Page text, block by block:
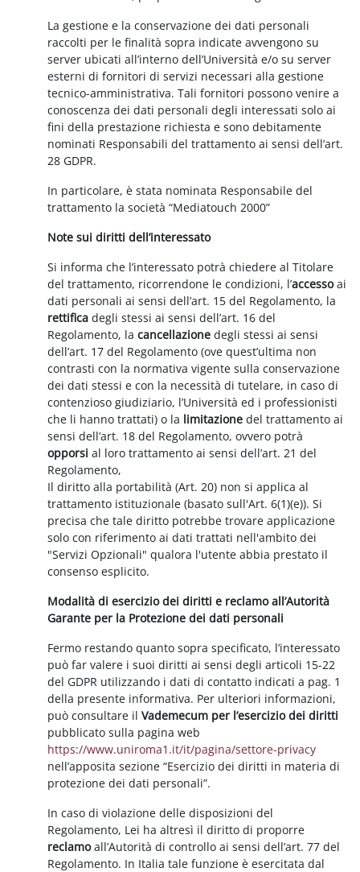
La gestione e la conservazione dei dati personali
raccolti per le finalità sopra indicate avvengono su
server ubicati all’interno dell’Università e/o su server
esterni di fornitori di servizi necessari alla gestione
tecnico-amministrativa. Tali fornitori possono venire a
conoscenza dei dati personali degli interessati solo ai
fini della prestazione richiesta e sono debitamente
nominati Responsabili del trattamento ai sensi dell’art.
28 GDPR.
In particolare, è stata nominata Responsabile del
trattamento la società “Mediatouch 2000”
Note sui diritti dell’interessato
Si informa che l’interessato potrà chiedere al Titolare
del trattamento, ricorrendone le condizioni, l’accessoai
dati personali ai sensi dell’art. 15 del Regolamento, la
rettificadegli stessi ai sensi dell’art. 16 del
Regolamento, lacancellazione degli stessi ai sensi
dell’art. 17 del Regolamento (ove quest’ultima non
contrasti con la normativa vigente sulla conservazione
dei dati stessi e con la necessità di tutelare, in caso di
contenzioso giudiziario, l’Università ed i professionisti
che li hanno trattati) o la limitazione del trattamento ai
sensi dell’art. 18 del Regolamento, ovvero potrà
opporsi al loro trattamento ai sensi dell’art. 21 del
Regolamento,
Il diritto alla portabilità (Art. 20) non si applica al
trattamento istituzionale (basato sull'Art. 6(1)(e)). Si
precisa che tale diritto potrebbe trovare applicazione
solo con riferimento ai dati trattati nell'ambito dei
"Servizi Opzionali" qualora l'utente abbia prestato il
consenso esplicito.
Modalità di esercizio dei diritti e reclamo all’Autorità
Garante per la Protezione dei dati personali
Fermo restando quanto sopra specificato, l’interessato
può far valere i suoi diritti ai sensi degli articoli 15-22
del GDPR utilizzando i dati di contatto indicati a pag. 1
della presente informativa. Per ulteriori informazioni,
può consultare ilVademecum per l’esercizio dei diritti
pubblicato sulla pagina web
https://www.uniroma1.it/it/pagina/settore-privacy
nell’apposita sezione “Esercizio dei diritti in materia di
protezione dei dati personali”.
In caso di violazione delle disposizioni del
Regolamento, Lei ha altresì il diritto di proporre
reclamoall’Autorità di controllo ai sensi dell’art. 77 del
Regolamento. In Italia tale funzione è esercitata dal